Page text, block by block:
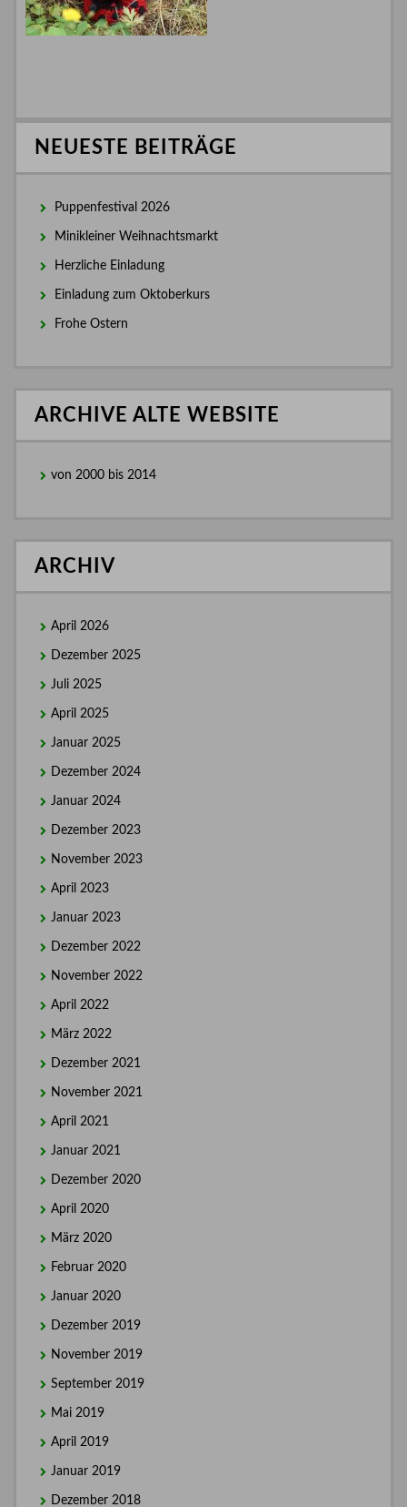
NEUESTE BEITRÄGE
Puppenfestival 2026
Minikleiner Weihnachtsmarkt
Herzliche Einladung
Einladung zum Oktoberkurs
Frohe Ostern
ARCHIVE ALTE WEBSITE
von 2000 bis 2014
ARCHIV
April 2026
Dezember 2025
Juli 2025
April 2025
Januar 2025
Dezember 2024
Januar 2024
Dezember 2023
November 2023
April 2023
Januar 2023
Dezember 2022
November 2022
April 2022
März 2022
Dezember 2021
November 2021
April 2021
Januar 2021
Dezember 2020
April 2020
März 2020
Februar 2020
Januar 2020
Dezember 2019
November 2019
September 2019
Mai 2019
April 2019
Januar 2019
Dezember 2018